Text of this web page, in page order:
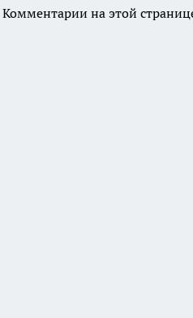
Комментарии на этой